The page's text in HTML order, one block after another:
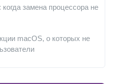
замена процессора не
macOS, о которых не